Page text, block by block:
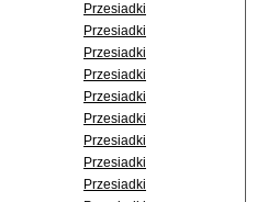
Przesiadki
Przesiadki
Przesiadki
Przesiadki
Przesiadki
Przesiadki
Przesiadki
Przesiadki
Przesiadki